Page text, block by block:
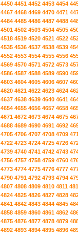
4450 4451 4452 4453 4454
4467 4468 4469 4470 4471
4484 4485 4486 4487 4488
4501 4502 4503 4504 4505
4518 4519 4520 4521 4522
4535 4536 4537 4538 4539
4552 4553 4554 4555 4556
4569 4570 4571 4572 4573
4586 4587 4588 4589 4590
4603 4604 4605 4606 4607
4620 4621 4622 4623 4624
4637 4638 4639 4640 4641
4654 4655 4656 4657 4658
4671 4672 4673 4674 4675
4688 4689 4690 4691 4692
4705 4706 4707 4708 4709
4722 4723 4724 4725 4726
4739 4740 4741 4742 4743
4756 4757 4758 4759 4760
4773 4774 4775 4776 4777
4790 4791 4792 4793 4794
4807 4808 4809 4810 4811
4824 4825 4826 4827 4828
4841 4842 4843 4844 4845
4858 4859 4860 4861 4862
4875 4876 4877 4878 4879
4892 4893 4894 4895 4896